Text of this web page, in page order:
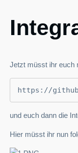
Jetzt müsst ihr euch
https://
und euch dann die
Hier müsst ihr nun